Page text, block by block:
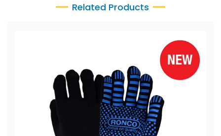
Related Products